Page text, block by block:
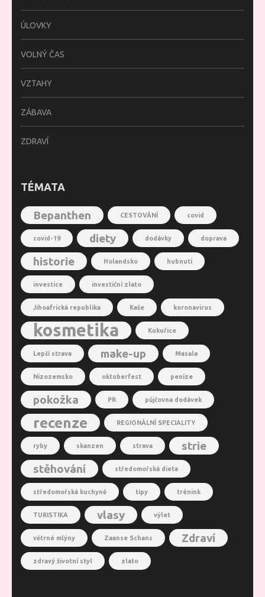
ÚLOVKY
VOLNÝ ČAS
VZTAHY
ZÁBAVA
ZDRAVÍ
TÉMATA
Bepanthen CESTOVÁNÍ covid
covid-19 diety dodávky doprava
historie Holandsko hubnutí
investice investiční zlato
Jihoafrická republika Kaše koronavirus
kosmetika Kukuřice
Lepší strava make-up Masala
Nizozemsko oktoberfest peníze
pokožka PR půjčovna dodávek
recenze REGIONÁLNÍ SPECIALITY
ryby skanzen strava
strie
stěhování
středomořská dieta
středomořská kuchyně tipy trénink
TURISTIKA vlasy výlet
větrné mlýny Zaanse Schans Zdraví
zdravý životní styl zlato